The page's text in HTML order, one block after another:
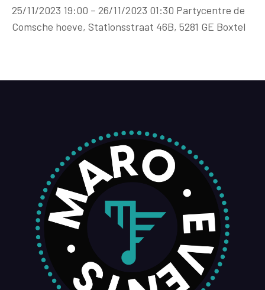
25/11/2023 19:00 – 26/11/2023 01:30 Partycentre de
Comsche hoeve, Stationsstraat 46B, 5281 GE Boxtel